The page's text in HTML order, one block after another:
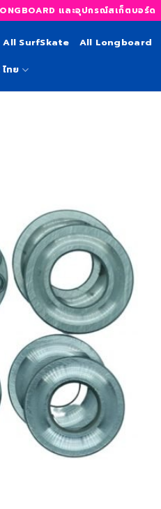
และอุปกรณ์สเก็ตบอร์ด
All SurfSkate All Longboard
ไทย